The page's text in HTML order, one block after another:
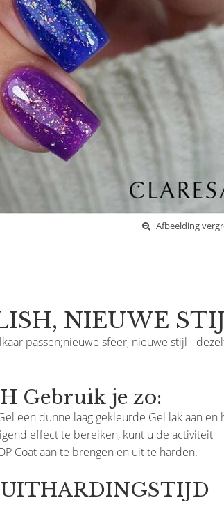
Afbeelding
NIEUWE
passen;nieuwe sfeer, nieuwe stijl -
Gebruik je zo:
een dunne laag gekleurde Gel lak aan en
effect te bereiken, kunt u de activiteit
Coat aan te brengen en uit te harden.
Prijsverlaging